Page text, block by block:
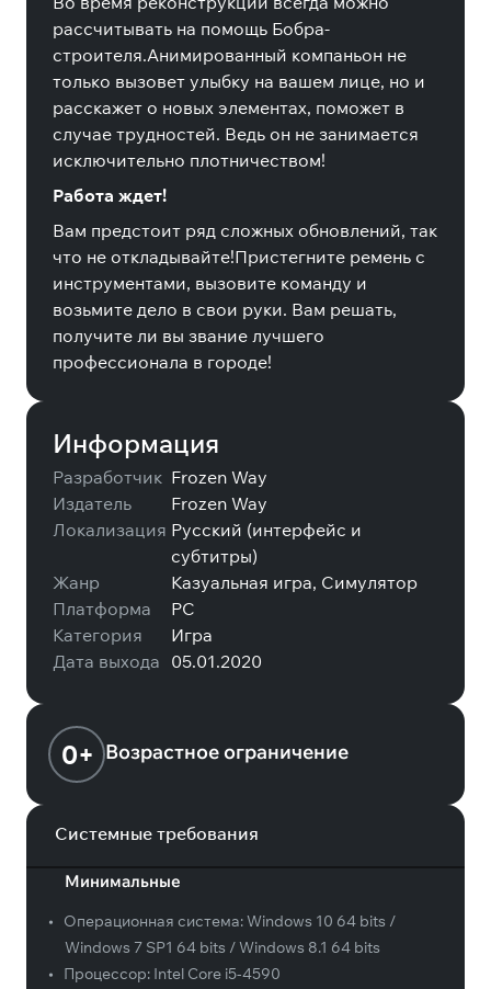
рассчитывать на помощь Бобра-
строителя.Анимированный компаньон не
только вызовет улыбку на вашем лице, но и
расскажет о новых элементах, поможет в
случае трудностей. Ведь он не занимается
исключительно плотничеством!
Работа ждет!
Вам предстоит ряд сложных обновлений, так
что не откладывайте!Пристегните ремень с
инструментами, вызовите команду и
возьмите дело в свои руки. Вам решать,
получите ли вы звание лучшего
профессионала в городе!
Информация
Разработчик Frozen Way
Издатель
Frozen Way
Локализация Русский (интерфейс и
субтитры)
Жанр
Казуальная игра, Симулятор
Платформа
PC
Категория
Игра
Дата выхода 05.01.2020
0+ Возрастное ограничение
Системные требования
Минимальные
• Операционная система:Windows 10 64 bits /
Windows 7 SP1 64 bits / Windows 8.1 64 bits
•
Процессор: Intel Core i5-4590